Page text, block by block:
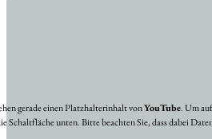
gerade einen Platzhalterinhalt vonYouTube. Um
Schaltfläche unten. Bitte beachten Sie, dass dabei